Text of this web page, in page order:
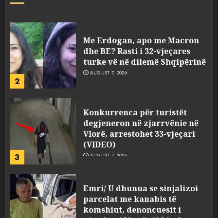
2
dhe BE? Rasti i 32-vjeçares
turke vë në dilemë Shqipërinë
AUGUST 7, 2026
3
degjeneron në zjarrvënie në
Vlorë, arrestohet 33-vjeçari
(VIDEO)
AUGUST 7, 2026
parcelat me kanabis të
komshiut, denoncuesit i
gjenden 150 rrënjë bimë